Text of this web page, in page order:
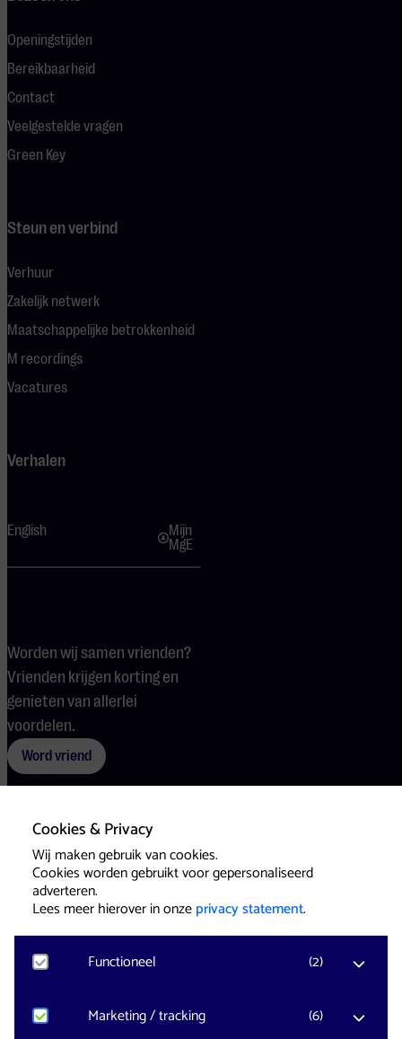
Cookies & Privacy
Wij maken gebruik van cookies.
Cookies worden gebruikt voor gepersonaliseerd
adverteren.
Lees meer hierover in onzeprivacy statement.
Functioneel (2)
Noodzakelijk
Voor het functioneren van de website en het
Marketing / tracking (6)
Openingstijden
Bereikbaarheid
Contact
Veelgestelde vragen
Green Key
Steun en verbind
Verhuur
Zakelijk netwerk
Maatschappelijke betrokkenheid
M recordings
Vacatures
Verhalen
English
Mijn
MgE
Worden wij samen vrienden?
Vrienden krijgen korting en
genieten van allerlei
voordelen.
Word vriend
Voorwaarden CookiesPers
Website & Identity byEagerly